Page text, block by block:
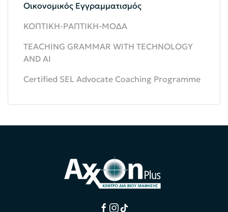
Οικονομικός Εγγραμματισμός
ΚΟΠΤΙΚΗ-ΡΑΠΤΙΚΗ-ΜΟΔΑ
TEACHING GRAMMAR WITH TECHNOLOGY
AND AI
Certified SEL Advocate Coaching Programme